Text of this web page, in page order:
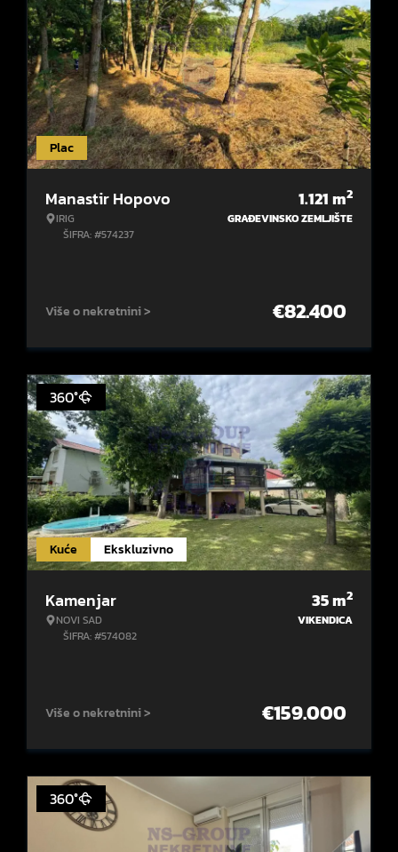
Plac
Manastir Hopovo
IRIG
ŠIFRA: #574237
1.121m2
GRAĐEVINSKO ZEMLJIŠTE
Više o nekretnini > €82.400
Kuće Ekskluzivno
360°
Kamenjar
NOVI SAD
ŠIFRA: #574082
35m2
VIKENDICA
Više o nekretnini > €159.000
360°